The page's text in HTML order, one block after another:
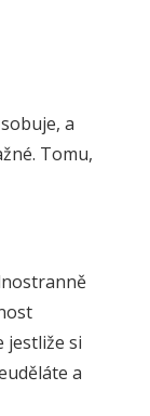
a
Tomu,
jestliže si
a